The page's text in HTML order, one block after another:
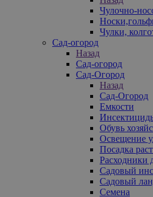
Чулочно-
Чулки,
Сад-огород
Назад
Сад-огород
Сад-Огород
Назад
Сад-Огород
Емкости
Обувь
Освещение
Посадка
Расходники
Садовый
Садовый
Семена